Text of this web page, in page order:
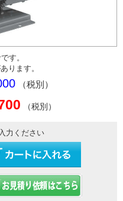
す。
ります。
（税別）
（税別）
力ください